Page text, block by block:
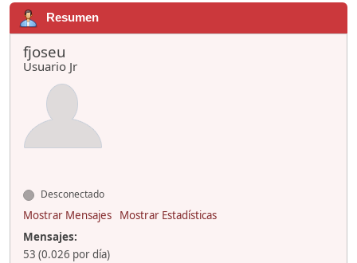
Resumen
fjoseu
Usuario Jr
Desconectado
Mostrar Mensajes
Mostrar Estadísticas
Mensajes:
53 (0.026 por día)